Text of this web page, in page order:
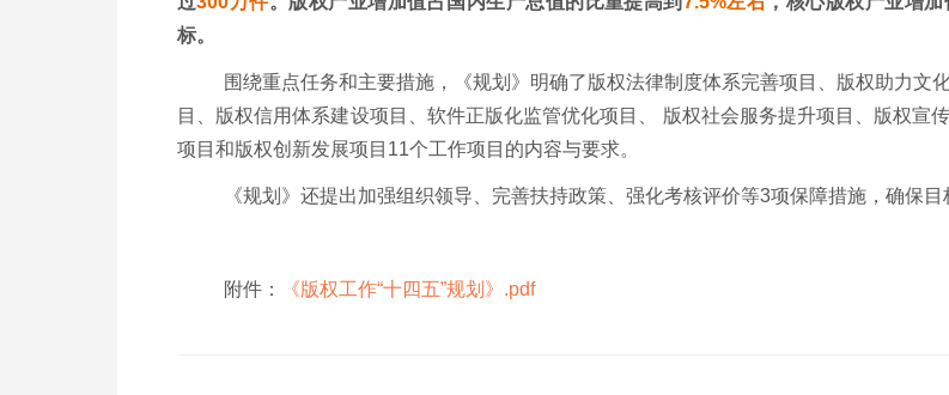
标。
围绕重点任务和主要措施，《规划》明确了版权法律制度体系完善项目、版权助力文
目、版权信用体系建设项目、软件正版化监管优化项目、 版权社会服务提升项目、版权宣
项目和版权创新发展项目 11个工作项目的内容与要求。
《规划》还提出加强组织领导、完善扶持政策、强化考核评价等3项保障措施，确保目
附件： 《版权工作“十四五”规划》.pdf